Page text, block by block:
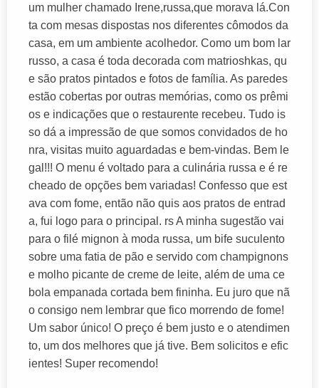
um mulher chamado Irene,russa,que morava lá.Con
ta com mesas dispostas nos diferentes cômodos da
casa, em um ambiente acolhedor. Como um bom lar
russo, a casa é toda decorada com matrioshkas, qu
e são pratos pintados e fotos de família. As paredes
estão cobertas por outras memórias, como os prêmi
os e indicações que o restaurente recebeu. Tudo is
so dá a impressão de que somos convidados de ho
nra, visitas muito aguardadas e bem-vindas. Bem le
gal!!! O menu é voltado para a culinária russa e é re
cheado de opções bem variadas! Confesso que est
ava com fome, então não quis aos pratos de entrad
a, fui logo para o principal. rs A minha sugestão vai
para o filé mignon à moda russa, um bife suculento
sobre uma fatia de pão e servido com champignons
e molho picante de creme de leite, além de uma ce
bola empanada cortada bem fininha. Eu juro que nã
o consigo nem lembrar que fico morrendo de fome!
Um sabor único! O preço é bem justo e o atendimen
to, um dos melhores que já tive. Bem solicitos e efic
ientes! Super recomendo!